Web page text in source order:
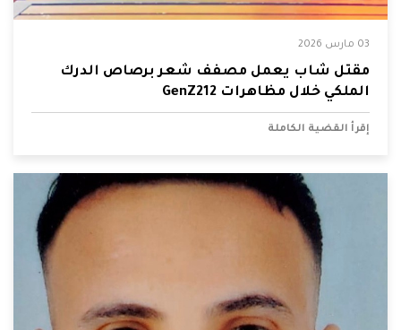
03 مارس 2026
مقتل شاب يعمل مصفف شعر برصاص الدرك
الملكي خلال مظاهرات GenZ212
إقرأ القضية الكاملة